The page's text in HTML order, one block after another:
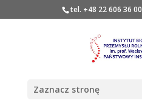
tel. +48 22 606 36 00
Zaznacz stronę